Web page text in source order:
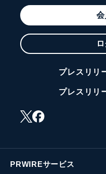
プレスリリ
プレスリリ
PRWIREサービス